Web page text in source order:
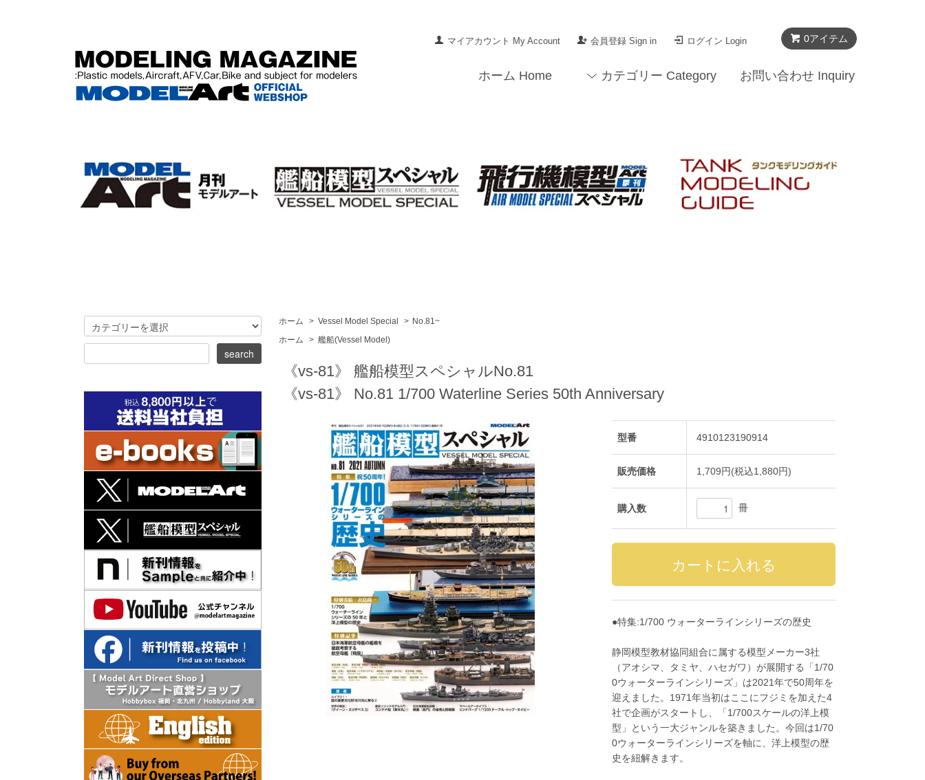
0アイテム
マイアカウント My Account 会員登録 Sign in ログイン Login
ホーム Home カテゴリー Category お問い合わせ Inquiry
ホーム > Vessel Model Special > No.81~
ホーム
> 艦船(Vessel Model)
《vs-81》 艦船模型スペシャルNo.81
《vs-81》 No.81 1/700 Waterline Series 50th Anniversary
型番 4910123190914
販売価格 1,709円(税込1,880円)
購入数 冊
●特集:1/700 ウォーターラインシリーズの歴史
静岡模型教材協同組合に属する模型メーカー3社
（アオシマ、タミヤ、ハセガワ）が展開する「1/70
0ウォーターラインシリーズ」は2021年で50周年を
迎えました。1971年当初はここにフジミを加えた4
社で企画がスタートし、「1/700スケールの洋上模
型」という一大ジャンルを築きました。今回は1/70
0ウォーターラインシリーズを軸に、洋上模型の歴
史を紐解きます。